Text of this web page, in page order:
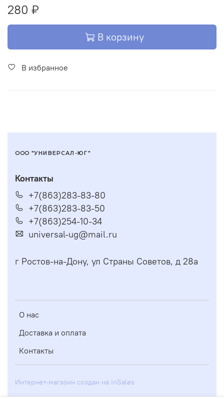
280 ₽
В корзину
В избранное
ООО "УНИВЕРСАЛ-ЮГ"
О нас
Доставка и оплата
Контакты
Контакты
+7(863)283-83-80
+7(863)283-83-50
+7(863)254-10-34
universal-ug@mail.ru
г Ростов-на-Дону, ул Страны Советов, д 28а
Интернет-магазин создан на inSales